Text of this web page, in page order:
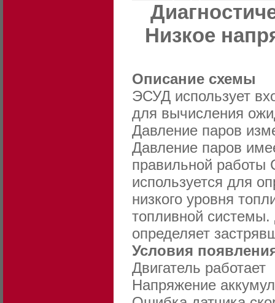
Низкое
Описание схемы
ЭСУД использует
для вычисления
Давление паров
Давление паров
правильной работы
используется для
низкого уровня
топливной системы.
определяет
Условия
Двигатель работает
Напряжение